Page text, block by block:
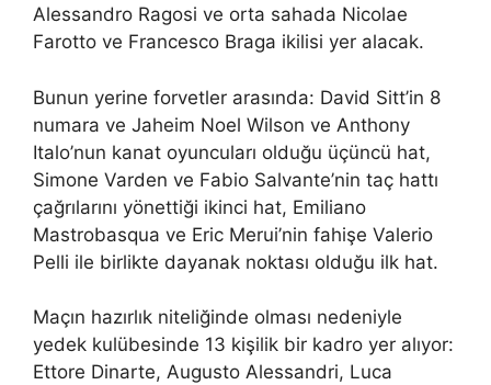
Alessandro Ragosi ve orta sahada Nicolae
Farotto ve Francesco Braga ikilisi yer alacak.
Bunun yerine forvetler arasında: David Sitt’in 8
numara ve Jaheim Noel Wilson ve Anthony
Italo’nun kanat oyuncuları olduğu üçüncü hat,
Simone Varden ve Fabio Salvante’nin taç hattı
çağrılarını yönettiği ikinci hat, Emiliano
Mastrobasqua ve Eric Merui’nin fahişe Valerio
Pelli ile birlikte dayanak noktası olduğu ilk hat.
Maçın hazırlık niteliğinde olması nedeniyle
yedek kulübesinde 13 kişilik bir kadro yer alıyor:
Ettore Dinarte, Augusto Alessandri, Luca